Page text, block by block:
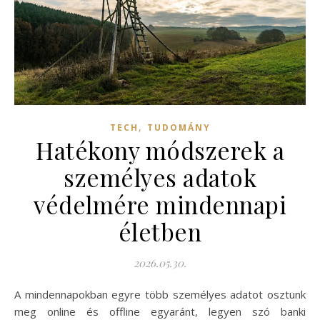
TECH , TUDOMÁNY
Hatékony módszerek a
személyes adatok
védelmére mindennapi
életben
2026.05.30.
A mindennapokban egyre több személyes adatot osztunk
meg online és offline egyaránt, legyen szó banki